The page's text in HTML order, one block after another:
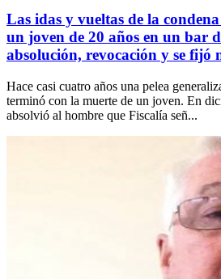
Las idas y vueltas de la
un joven de 20 años en un bar
absolución, revocación y se fijó
Hace casi cuatro años una pelea
terminó con la muerte de un joven. En
absolvió al hombre que Fiscalía señ...